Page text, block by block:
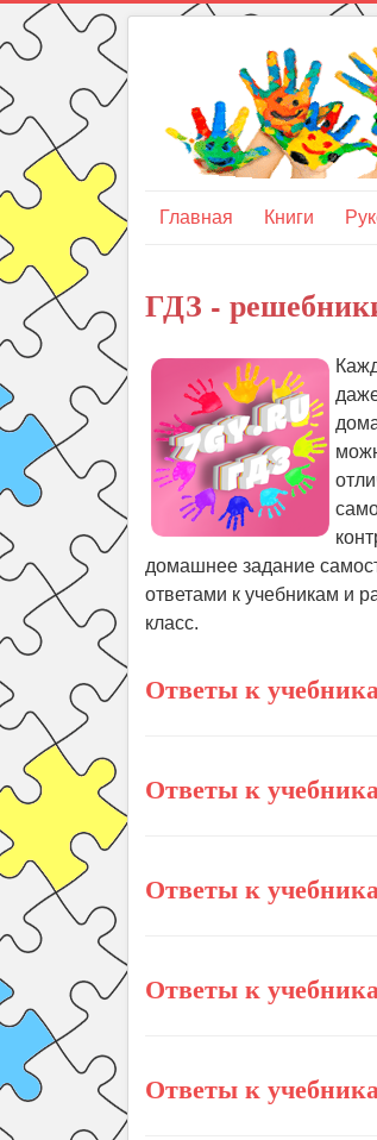
Главная Книги
ГДЗ -
домашнее задание
ответами к учебникам и
класс.
Ответы к
Ответы к
Ответы к
Ответы к
Ответы к